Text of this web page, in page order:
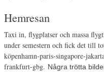
Hemresan
Taxi in, flygplatser och massa
under semestern och fick det till
köpenhamn-paris-singapore-
frankfurt-gbg. Några trötta